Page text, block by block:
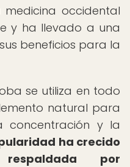
occidental
y ha llevado a una
beneficios para la
se utiliza en todo
natural para
concentración y la
ha crecido
respaldada por